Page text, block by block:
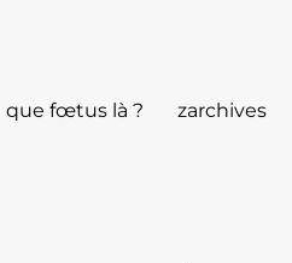
que fœtus là ? zarchives